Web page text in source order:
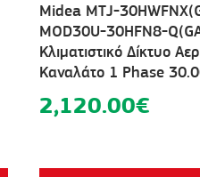
Midea MTJ-
MOD30U-30HFN8-
Κλιματιστικό Δίκτυο
Καναλάτο 1 Phase
2,120.00€